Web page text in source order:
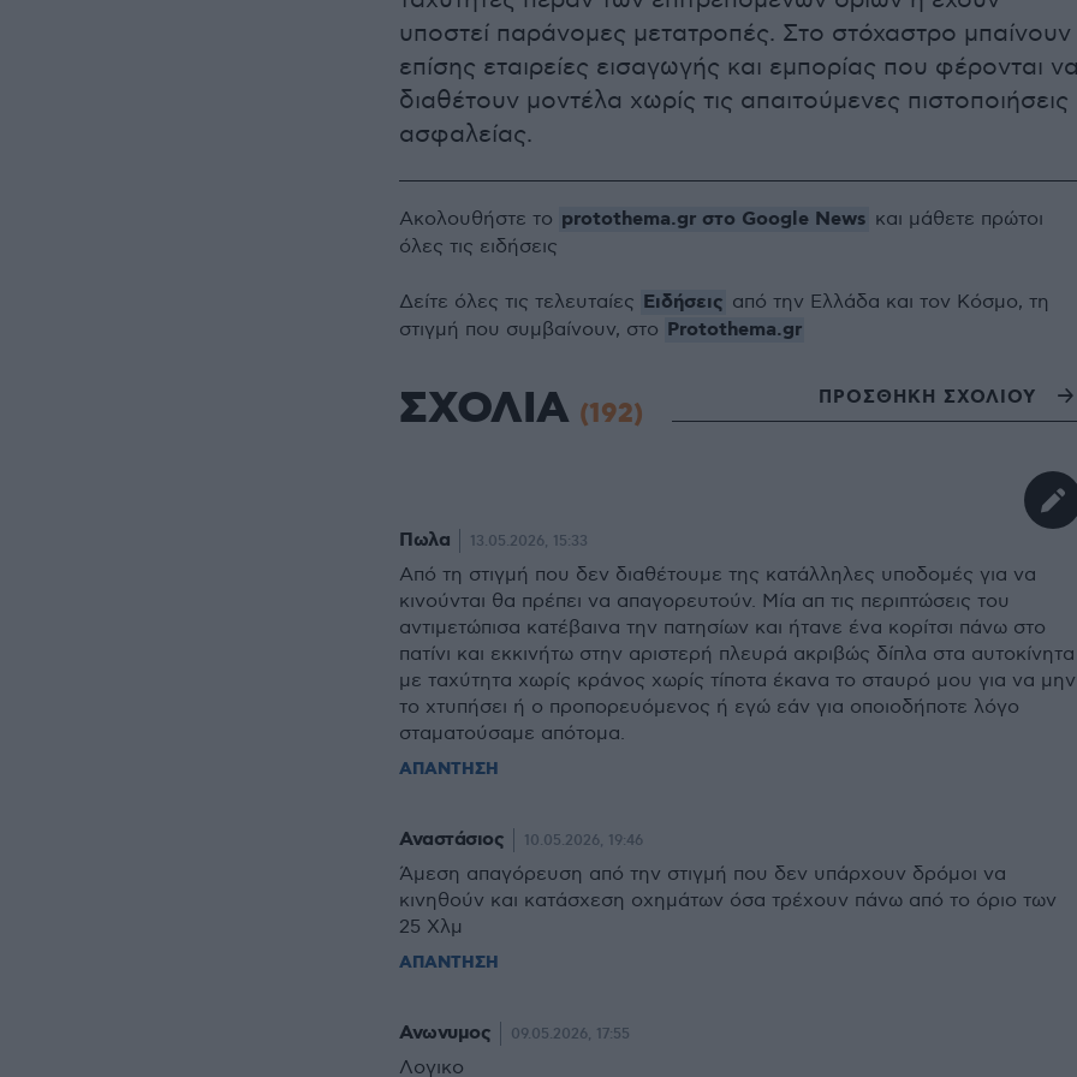
υποστεί παράνομες μετατροπές. Στο στόχαστρο μπαίνουν
επίσης εταιρείες εισαγωγής και εμπορίας που φέρονται
διαθέτουν μοντέλα χωρίς τις απαιτούμενες πιστοποιήσεις
ασφαλείας.
Ακολουθήστε το protothema.gr στο Google News και μάθετε πρώτοι
όλες τις ειδήσεις
Δείτε όλες τις τελευταίες Ειδήσεις από την Ελλάδα και τον Κόσμο, τη
στιγμή που συμβαίνουν, στο Protothema.gr
ΣΧΟΛΙΑ (192) ΠΡΟΣΘΗΚΗ ΣΧΟΛΙΟΥ
Πωλα 13.05.2026, 15:33
Από τη στιγμή που δεν διαθέτουμε της κατάλληλες υποδομές για να
κινούνται θα πρέπει να απαγορευτούν. Μία απ τις περιπτώσεις του
αντιμετώπισα κατέβαινα την πατησίων και ήτανε ένα κορίτσι πάνω στο
πατίνι και εκκινήτω στην αριστερή πλευρά ακριβώς δίπλα στα αυτοκίνητα
με ταχύτητα χωρίς κράνος χωρίς τίποτα έκανα το σταυρό μου για να μην
το χτυπήσει ή ο προπορευόμενος ή εγώ εάν για οποιοδήποτε λόγο
σταματούσαμε απότομα.
ΑΠΑΝΤΗΣΗ
Αναστάσιος 10.05.2026, 19:46
Άμεση απαγόρευση από την στιγμή που δεν υπάρχουν δρόμοι να
κινηθούν και κατάσχεση οχημάτων όσα τρέχουν πάνω από το όριο των
25 Χλμ
ΑΠΑΝΤΗΣΗ
Ανωνυμος 09.05.2026, 17:55
Λογικο